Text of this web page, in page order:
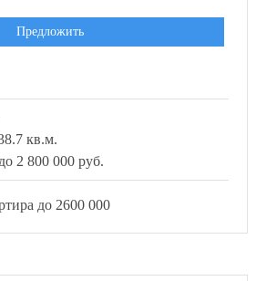
Предложить
кв.м.
2 800 000 руб.
до 2600 000